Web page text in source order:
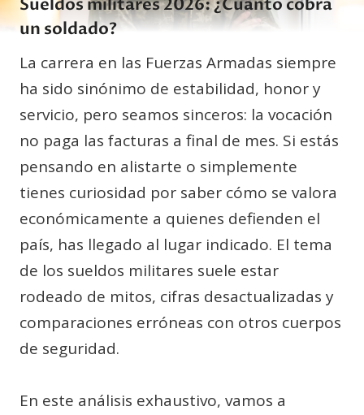
Sueldos militares 2026: ¿Cuanto cobra
un soldado?
La carrera en las Fuerzas Armadas siempre
ha sido sinónimo de estabilidad, honor y
servicio, pero seamos sinceros: la vocación
no paga las facturas a final de mes. Si estás
pensando en alistarte o simplemente
tienes curiosidad por saber cómo se valora
económicamente a quienes defienden el
país, has llegado al lugar indicado. El tema
de los sueldos militares suele estar
rodeado de mitos, cifras desactualizadas y
comparaciones erróneas con otros cuerpos
de seguridad.
En este análisis exhaustivo, vamos a